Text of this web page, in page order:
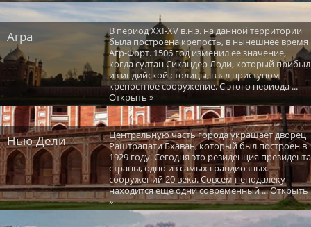
Агра
В период XXI-XV в.н.э. на данной территории
была построена крепость, в нынешнее время
Агр-Форт. 1506 год изменил ее значение,
когда султан Сикандер Лоди, который прибыл
из индийской столицы, взял приступом
крепостное сооружение. С этого периода ...
Открыть »
Нью-Дели
Центральную часть города украшает дворец
Раштрапати Бхаван, который был построен в
1929 году. Сегодня это резиденция президента
страны, одно из самых грандиозных
сооружений 20 века. Совсем неподалеку
находится еще одни современный ... Открыть
»